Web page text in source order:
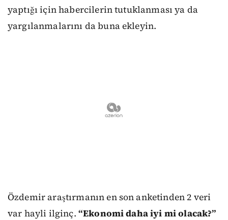
yaptığı için habercilerin tutuklanması ya da
yargılanmalarını da buna ekleyin.
Özdemir araştırmanın en son anketinden 2 veri
var hayli ilginç. “Ekonomi daha iyi mi olacak?”